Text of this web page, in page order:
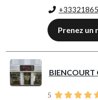
Prenez un
BIENCOURT
5